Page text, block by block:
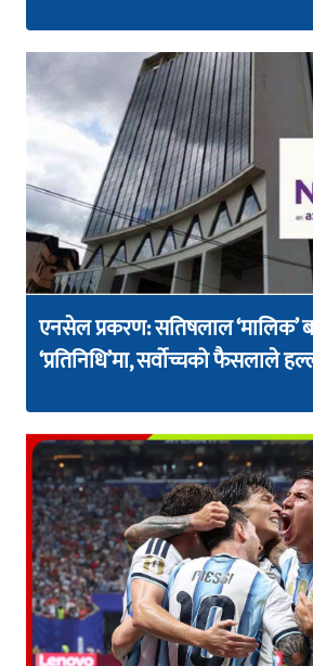
एनसेल प्रकरण: सतिषलाल ‘मालिक’
‘प्रतिनिधि’मा, सर्वोच्चको फैसलाले